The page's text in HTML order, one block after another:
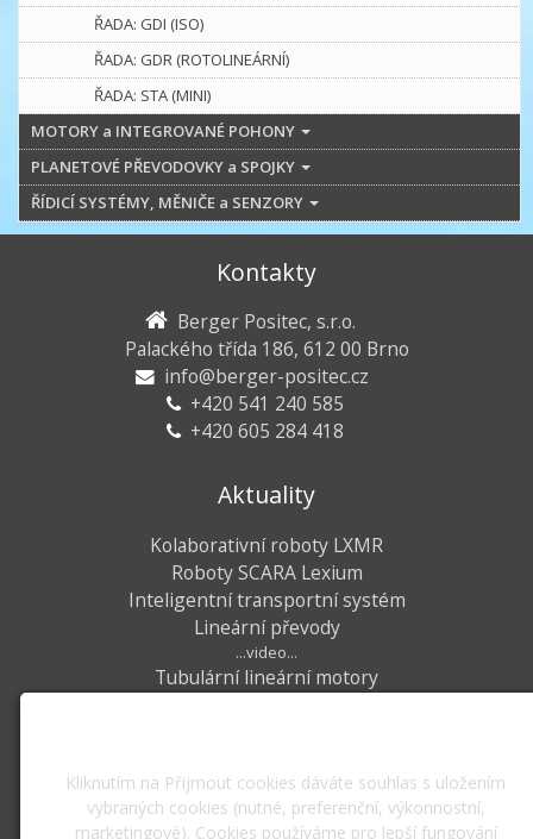
ŘADA: GDI (ISO)
ŘADA: GDR (ROTOLINEÁRNÍ)
ŘADA: STA (MINI)
MOTORY a INTEGROVANÉ POHONY
PLANETOVÉ PŘEVODOVKY a SPOJKY
ŘÍDICÍ SYSTÉMY, MĚNIČE a SENZORY
Kontakty
Berger Positec, s.r.o.
Palackého třída 186, 612 00 Brno
info@berger-positec.cz
+420 541 240 585
+420 605 284 418
Aktuality
Kolaborativní roboty LXMR
Roboty SCARA Lexium
Inteligentní transportní systém
Lineární převody
...video...
Tubulární lineární motory
Mezinárodní strojírenský veletrh
Brno, 06. - 09.10.2026, pavilon V
Kliknutím na Přijmout cookies dáváte souhlas s uložením
vybraných cookies (nutné, preferenční, výkonnostní,
marketingové). Cookies používáme pro lepší fungování